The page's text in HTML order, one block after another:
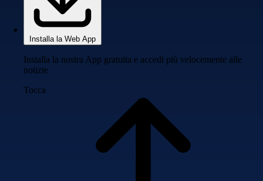
Installa la Web App
Installa la nostra App gratuita e accedi più velocemente alle
notizie
Tocca